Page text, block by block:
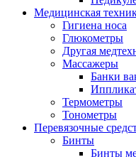
Медицинская
Гигиена носа
Глюкометры
Другая
Массажеры
Банки
Термометры
Тонометры
Перевязочные
Бинты
Бинты